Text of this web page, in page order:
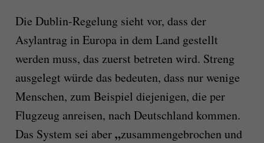
Die Dublin-Regelung sieht vor, dass der
Asylantrag in Europa in dem Land gestellt
werden muss, das zuerst betreten wird. Streng
ausgelegt würde das bedeuten, dass nur wenige
Menschen, zum Beispiel diejenigen, die per
Flugzeug anreisen, nach Deutschland kommen.
Das System sei aber„zusammengebrochen und